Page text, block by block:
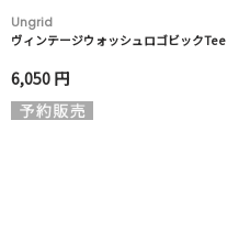
Ungrid
ヴィンテージウォッシュロゴビックTee
6,050 円